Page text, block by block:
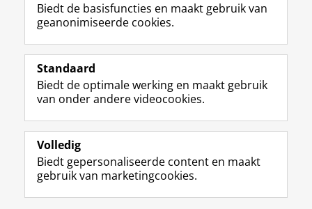
Volg de RUG
F
a
e
b
o
p
a
i
L
i
k
e
I
-
p
g
R
S
-
f
e
R
k
I
n
t
r
m
c
Y
o
T
e
k
a
Studiekiezers
Alumni
Over ons
Biedt de basisfuncties en maakt gebruik van
geanonimiseerde cookies.
Standaard
Biedt de optimale werking en maakt gebruik
van onder andere videocookies.
Volledig
Biedt gepersonaliseerde content en maakt
gebruik van marketingcookies.